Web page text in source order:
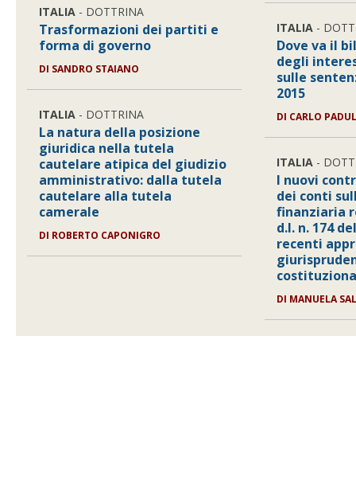
ITALIA - DOTTRINA
Trasformazioni dei partiti e
forma di governo
DI SANDRO STAIANO
ITALIA - DOTTRINA
La natura della posizione
giuridica nella tutela
cautelare atipica del giudizio
amministrativo: dalla tutela
cautelare alla tutela
camerale
DI ROBERTO CAPONIGRO
ITALIA -
Dove va il
degli
sulle
2015
DI CARLO
ITALIA -
I nuovi
dei conti
finanziaria
d.l. n. 174
recenti
DI MANUELA